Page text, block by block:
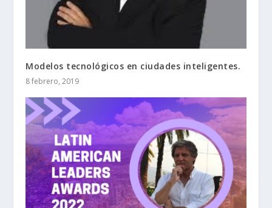
Modelos tecnológicos en ciudades inteligentes.
8 febrero, 2019